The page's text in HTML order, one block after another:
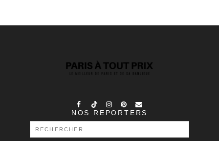
NOS REPORTERS